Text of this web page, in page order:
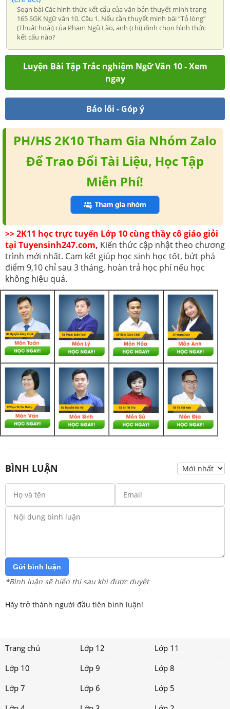
Soạn bài Các hình thức kết cấu của văn bản thuyết minh trang
165 SGK Ngữ văn 10. Câu 1. Nếu cần thuyết minh bài “Tỏ lòng”
(Thuật hoài) của Phạm Ngũ Lão, anh (chị) định chọn hình thức
kết cấu nào?
Luyện Bài Tập Trắc nghiệm Ngữ Văn 10 - Xem
ngay
Báo lỗi - Góp ý
PH/HS 2K10 Tham Gia Nhóm Zalo
Để Trao Đổi Tài Liệu, Học Tập
Miễn Phí!
>> 2K11 học trực tuyến Lớp 10 cùng thầy cô giáo giỏi
tại Tuyensinh247.com, Kiến thức cập nhật theo chương
trình mới nhất. Cam kết giúp học sinh học tốt, bứt phá
điểm 9,10 chỉ sau 3 tháng, hoàn trả học phí nếu học
không hiệu quả.
BÌNH LUẬN
Gửi bình luận
*Bình luận sẽ hiển thị sau khi được duyệt
Hãy trở thành người đầu tiên bình luận!
Trang chủ Lớp 12
Lớp 11
Lớp 10
Lớp 9
Lớp 8
Lớp 7
Lớp 6
Lớp 5